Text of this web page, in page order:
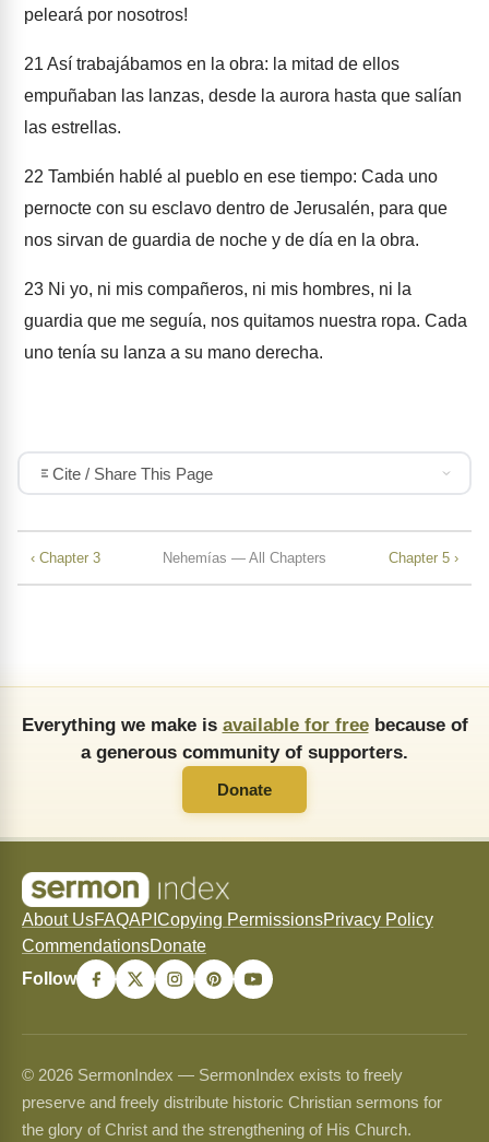
peleará por nosotros!
21 Así trabajábamos en la obra: la mitad de ellos
empuñaban las lanzas, desde la aurora hasta que salían
las estrellas.
22 También hablé al pueblo en ese tiempo: Cada uno
pernocte con su esclavo dentro de Jerusalén, para que
nos sirvan de guardia de noche y de día en la obra.
23 Ni yo, ni mis compañeros, ni mis hombres, ni la
guardia que me seguía, nos quitamos nuestra ropa. Cada
uno tenía su lanza a su mano derecha.
Cite / Share This Page
‹ Chapter 3 Nehemías — All Chapters Chapter 5 ›
Everything we make is available for freebecause of
a generous community of supporters.
Donate
About UsFAQAPI Copying PermissionsPrivacy Policy
CommendationsDonate
Follow
© 2026 SermonIndex — SermonIndex exists to freely
preserve and freely distribute historic Christian sermons for
the glory of Christ and the strengthening of His Church.